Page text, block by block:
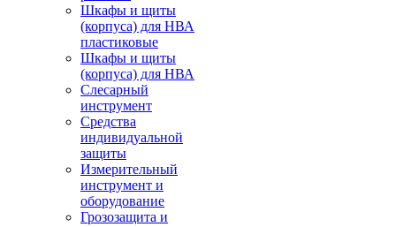
Шкафы и щиты
(корпуса) для НВА
пластиковые
Шкафы и щиты
(корпуса) для НВА
Слесарный
инструмент
Средства
индивидуальной
защиты
Измерительный
инструмент и
оборудование
Грозозащита и